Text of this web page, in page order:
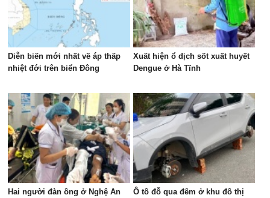
Diễn biến mới nhất về áp thấp
nhiệt đới trên biển Đông
Xuất hiện ổ dịch sốt xuất huyết
Dengue ở Hà Tĩnh
Hai người đàn ông ở Nghệ An
Ô tô đỗ qua đêm ở khu đô thị